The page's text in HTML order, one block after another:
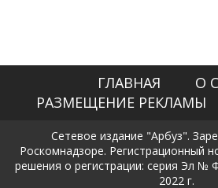
ГЛАВНАЯ
О
РАЗМЕЩЕНИЕ РЕКЛАМЫ
Сетевое издание "Арбуз".
Роскомнадзоре. Регистрационный
решения о регистрации: серия Эл №
2022 г.